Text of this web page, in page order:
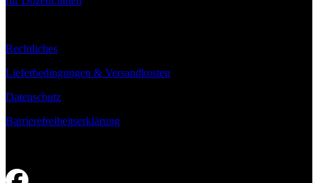
Rechtliches
Lieferbedingungen & Versandkosten
Datenschutz
Barrierefreiheitserklärung